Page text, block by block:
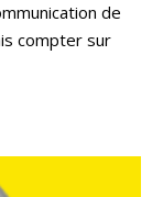
de
compter sur